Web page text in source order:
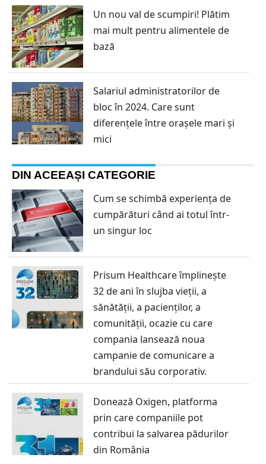
Un nou val de scumpiri! Plătim
mai mult pentru alimentele de
bază
Salariul administratorilor de
bloc în 2024. Care sunt
diferențele între orașele mari și
mici
DIN ACEEAȘI CATEGORIE
Cum se schimbă experiența de
cumpărături când ai totul într-
un singur loc
Prisum Healthcare împlinește
32 de ani în slujba vieții, a
sănătății, a pacienților, a
comunității, ocazie cu care
compania lansează noua
campanie de comunicare a
brandului său corporativ.
Donează Oxigen, platforma
prin care companiile pot
contribui la salvarea pădurilor
din România